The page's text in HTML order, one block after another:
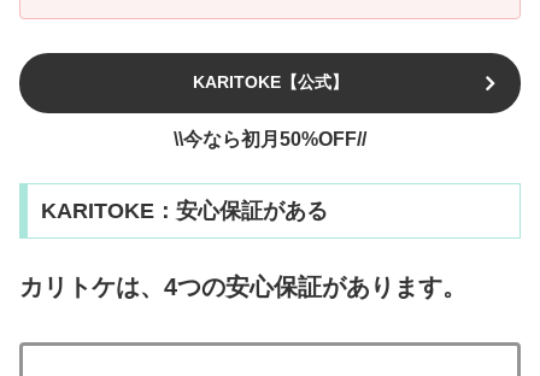
KARITOKE【公式】
\\今なら初月50%OFF//
KARITOKE：安心保証がある
カリトケは、4つの安心保証があります。